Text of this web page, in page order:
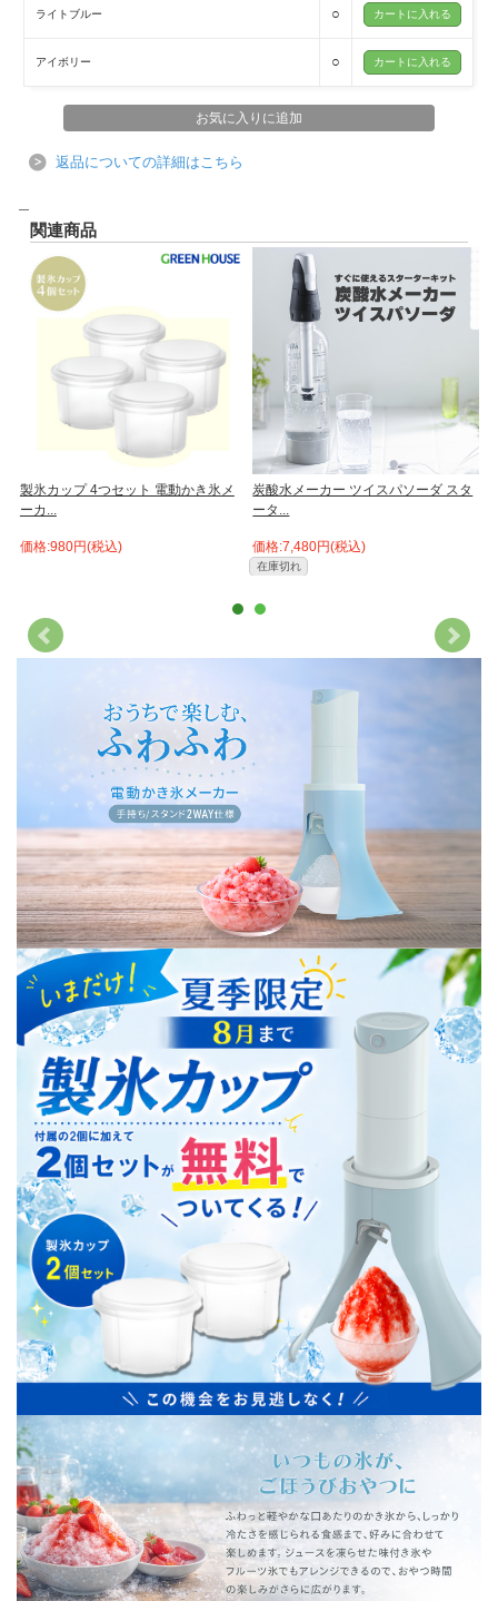
【対象型番】
*製品とあわせてお送りします。送付先と別のご住所への配送は出来かねます。
ライトブルー ○
アイボリー ○
返品についての詳細はこちら
関連商品
製氷カップ 4つセット 電動かき氷メ
ーカ...
価格:980円(税込)
炭酸水メーカー ツイスパソーダ スタ
ータ...
価格:7,480円(税込)
在庫切れ